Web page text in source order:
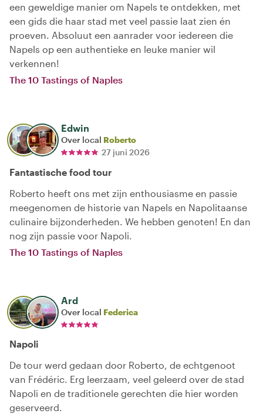
een geweldige manier om Napels te ontdekken, met
een gids die haar stad met veel passie laat zien én
proeven. Absoluut een aanrader voor iedereen die
Napels op een authentieke en leuke manier wil
verkennen!
The 10 Tastings of Naples
Edwin
Over local Roberto
27 juni 2026
Fantastische food tour
Roberto heeft ons met zijn enthousiasme en passie
meegenomen de historie van Napels en Napolitaanse
culinaire bijzonderheden. We hebben genoten! En dan
nog zijn passie voor Napoli.
The 10 Tastings of Naples
Ard
Over local Federica
Napoli
De tour werd gedaan door Roberto, de echtgenoot
van Frédéric. Erg leerzaam, veel geleerd over de stad
Napoli en de traditionele gerechten die hier worden
geserveerd.